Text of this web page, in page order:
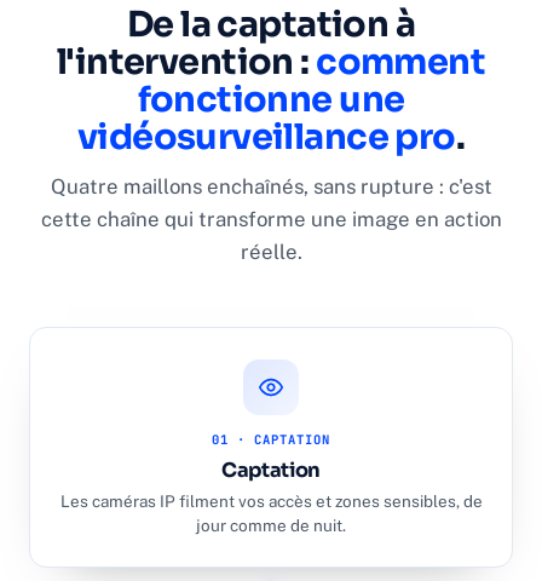
De la captation à
l'intervention :comment
fonctionne une
vidéosurveillance pro.
Quatre maillons enchaînés, sans rupture : c'est
cette chaîne qui transforme une image en action
réelle.
01 · CAPTATION
Captation
Les caméras IP filment vos accès et zones sensibles, de
jour comme de nuit.